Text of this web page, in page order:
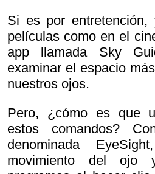
Si es por
películas como en el
app llamada Sky
examinar el espacio
nuestros ojos.
Pero, ¿cómo es que
estos comandos?
denominada
movimiento del